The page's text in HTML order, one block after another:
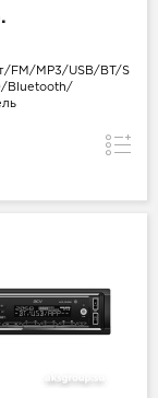
FM/MP3/USB/BT/S
Bluetooth/